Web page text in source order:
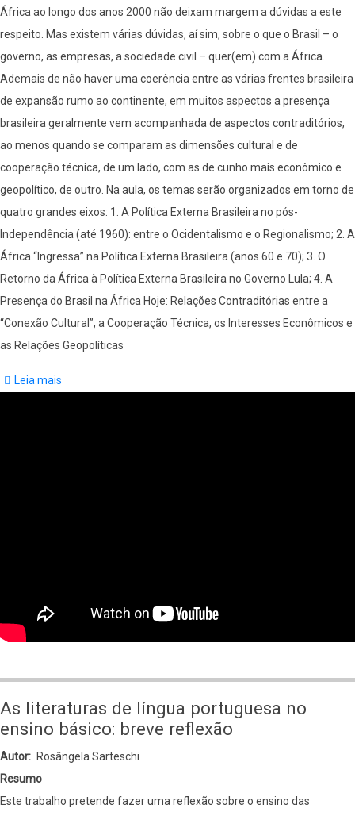
África ao longo dos anos 2000 não deixam margem a dúvidas a este
respeito. Mas existem várias dúvidas, aí sim, sobre o que o Brasil – o
governo, as empresas, a sociedade civil – quer(em) com a África.
Ademais de não haver uma coerência entre as várias frentes brasileira
de expansão rumo ao continente, em muitos aspectos a presença
brasileira geralmente vem acompanhada de aspectos contraditórios,
ao menos quando se comparam as dimensões cultural e de
cooperação técnica, de um lado, com as de cunho mais econômico e
geopolítico, de outro. Na aula, os temas serão organizados em torno de
quatro grandes eixos: 1. A Política Externa Brasileira no pós-
Independência (até 1960): entre o Ocidentalismo e o Regionalismo; 2. A
África “Ingressa” na Política Externa Brasileira (anos 60 e 70); 3. O
Retorno da África à Política Externa Brasileira no Governo Lula; 4. A
Presença do Brasil na África Hoje: Relações Contraditórias entre a
“Conexão Cultural”, a Cooperação Técnica, os Interesses Econômicos e
as Relações Geopolíticas
Leia mais
e
a
África
e
As literaturas de língua portuguesa no
ensino básico: breve reflexão
Autor
Rosângela Sarteschi
Resumo
Este trabalho pretende fazer uma reflexão sobre o ensino das